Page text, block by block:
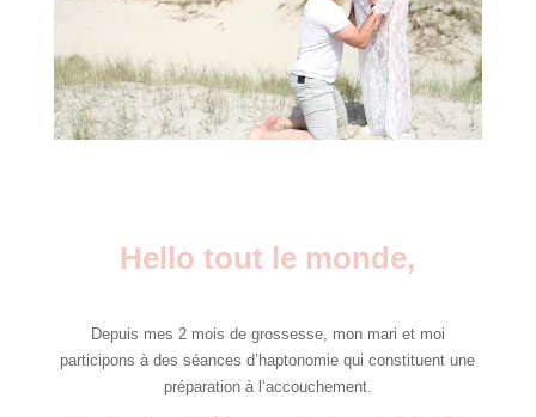
Hello tout le monde,
Depuis mes 2 mois de grossesse, mon mari et moi
participons à des séances d’haptonomie qui constituent une
préparation à l’accouchement.